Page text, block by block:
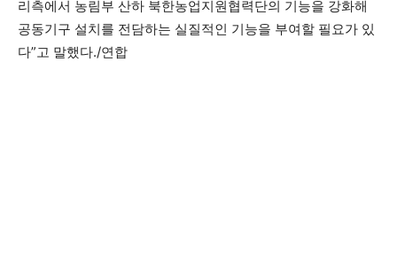
리측에서 농림부 산하 북한농업지원협력단의 기능을 강화해
공동기구 설치를 전담하는 실질적인 기능을 부여할 필요가 있
다”고 말했다./연합